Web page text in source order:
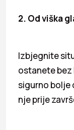
2. Od viška
Izbjegnite
ostanete bez
sigurno bolje
nje prije